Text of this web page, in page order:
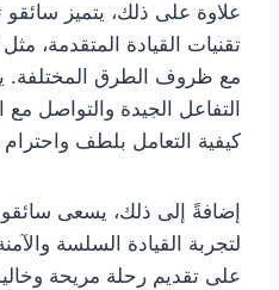
علاوة على ذلك، يتميز
تقنيات القيادة المتقدمة، مثل
مع ظروف الطرق المختلفة.
التفاعل الجيدة والتواصل
كيفية التعامل بلطف واحترام
إضافةً إلى ذلك، يسعى
لتجربة القيادة السلسة
على تقديم رحلة مريحة